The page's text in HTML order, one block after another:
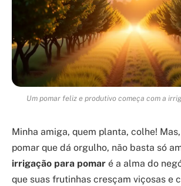
Um pomar feliz e produtivo começa com a
Minha amiga, quem planta, colhe!
pomar que dá orgulho, não basta só
irrigação para pomar é a alma do
que suas frutinhas cresçam viçosas e